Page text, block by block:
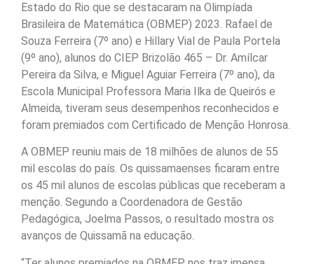
Estado do Rio que se destacaram na Olimpíada
Brasileira de Matemática (OBMEP) 2023. Rafael de
Souza Ferreira (7º ano) e Hillary Vial de Paula Portela
(9º ano), alunos do CIEP Brizolão 465 – Dr. Amílcar
Pereira da Silva, e Miguel Aguiar Ferreira (7º ano), da
Escola Municipal Professora Maria Ilka de Queirós e
Almeida, tiveram seus desempenhos reconhecidos e
foram premiados com Certificado de Menção Honrosa.
A OBMEP reuniu mais de 18 milhões de alunos de 55
mil escolas do país. Os quissamaenses ficaram entre
os 45 mil alunos de escolas públicas que receberam a
menção. Segundo a Coordenadora de Gestão
Pedagógica, Joelma Passos, o resultado mostra os
avanços de Quissamã na educação.